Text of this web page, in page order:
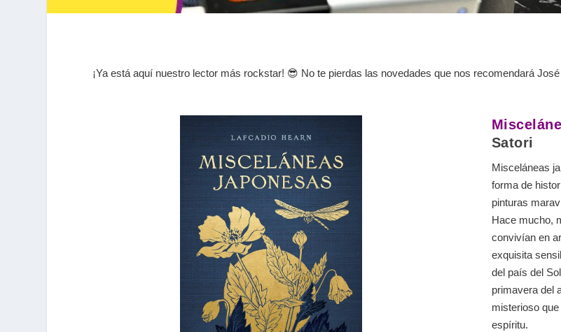
¡Ya está aquí nuestro lector más rockstar! 😎 No te pierdas las novedades que nos recomendará
Satori
Misceláneas
forma de
pinturas
Hace mucho,
convivían en
exquisita
del país del
primavera del
misterioso
espíritu.